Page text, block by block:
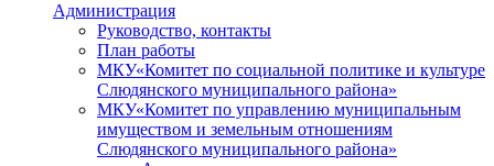
Администрация
Руководство, контакты
План работы
МКУ«Комитет по социальной политике и культуре
Слюдянского муниципального района»
МКУ«Комитет по управлению муниципальным
имуществом и земельным отношениям
Слюдянского муниципального района»